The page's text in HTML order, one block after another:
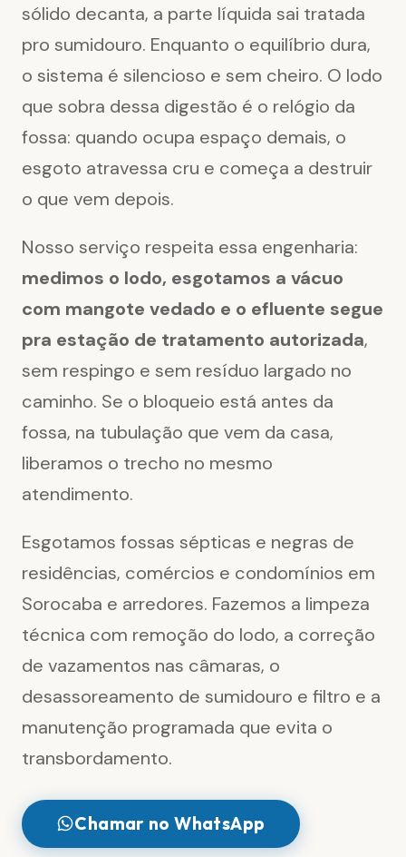
sólido decanta, a parte líquida sai tratada
pro sumidouro. Enquanto o equilíbrio dura,
o sistema é silencioso e sem cheiro. O lodo
que sobra dessa digestão é o relógio da
fossa: quando ocupa espaço demais, o
esgoto atravessa cru e começa a destruir
o que vem depois.
Nosso serviço respeita essa engenharia:
medimos o lodo, esgotamos a vácuo
com mangote vedado e o efluente segue
pra estação de tratamento autorizada,
sem respingo e sem resíduo largado no
caminho. Se o bloqueio está antes da
fossa, na tubulação que vem da casa,
liberamos o trecho no mesmo
atendimento.
Esgotamos fossas sépticas e negras de
residências, comércios e condomínios em
Sorocaba e arredores. Fazemos a limpeza
técnica com remoção do lodo, a correção
de vazamentos nas câmaras, o
desassoreamento de sumidouro e filtro e a
manutenção programada que evita o
transbordamento.
Chamar no WhatsApp